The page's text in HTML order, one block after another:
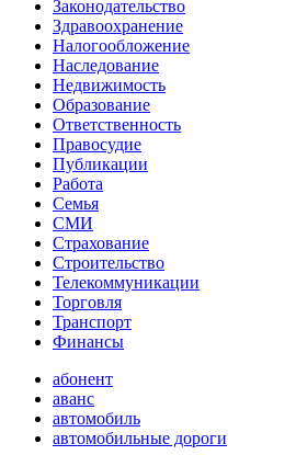
Законодательство
Здравоохранение
Налогообложение
Наследование
Недвижимость
Образование
Ответственность
Правосудие
Публикации
Работа
Семья
СМИ
Страхование
Строительство
Телекоммуникации
Торговля
Транспорт
Финансы
абонент
аванс
автомобиль
автомобильные дороги